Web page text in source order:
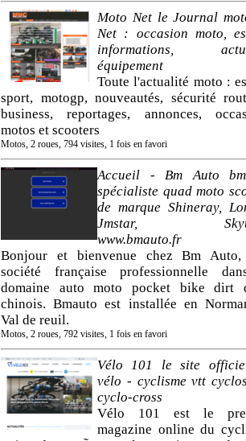
Moto Net le Journal
Net : occasion moto,
informations,
équipement
Toute l'actualité moto :
sport, motogp, nouveautés, sécurité
business, reportages, annonces,
motos et scooters
Motos, 2 roues, 794 visites, 1 fois en favori
Accueil - Bm Auto
spécialiste quad moto
de marque Shineray,
Jmstar,
www.bmauto.fr
Bonjour et bienvenue chez Bm Auto,
société française professionnelle
domaine auto moto pocket bike dirt
chinois. Bmauto est installée en
Val de reuil.
Motos, 2 roues, 792 visites, 1 fois en favori
Vélo 101 le site
vélo - cyclisme vtt
cyclo-cross
Vélo 101 est le
magazine online du